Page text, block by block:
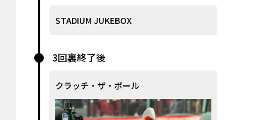
STADIUM JUKEBOX
3回裏終了後
クラッチ・ザ・ボール